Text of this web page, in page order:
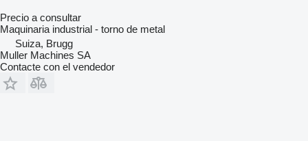
Precio a consultar
Maquinaria industrial - torno de metal
Suiza, Brugg
Muller Machines SA
Contacte con el vendedor